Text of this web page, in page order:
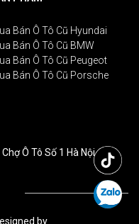
Bán Ô Tô Cũ Hyundai
Bán Ô Tô Cũ BMW
Bán Ô Tô Cũ Peugeot
Bán Ô Tô Cũ Porsche
Ô Tô Số 1 Hà Nội
by